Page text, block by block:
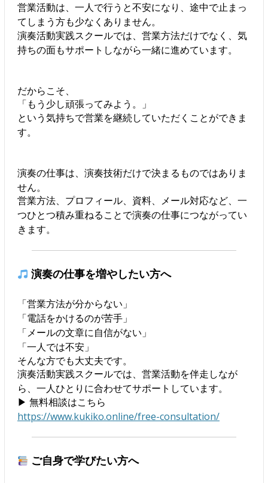
営業活動は、一人で行うと不安になり、途中で止まっ
てしまう方も少なくありません。
演奏活動実践スクールでは、営業方法だけでなく、気
持ちの面もサポートしながら一緒に進めています。
だからこそ、
「もう少し頑張ってみよう。」
という気持ちで営業を継続していただくことができま
す。
演奏の仕事は、演奏技術だけで決まるものではありま
せん。
営業方法、プロフィール、資料、メール対応など、一
つひとつ積み重ねることで演奏の仕事につながってい
きます。
演奏の仕事を増やしたい方へ
「営業方法が分からない」
「電話をかけるのが苦手」
「メールの文章に自信がない」
「一人では不安」
そんな方でも大丈夫です。
演奏活動実践スクールでは、営業活動を伴走しなが
ら、一人ひとりに合わせてサポートしています。
▶ 無料相談はこちら
https://www.kukiko.online/free-consultation/
ご自身で学びたい方へ